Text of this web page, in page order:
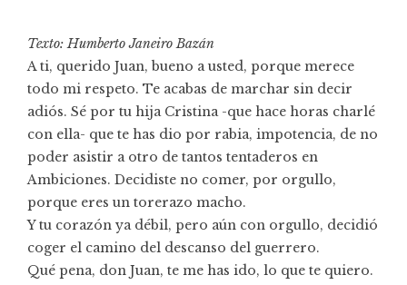
Texto: Humberto Janeiro Bazán
A ti, querido Juan, bueno a usted, porque merece
todo mi respeto. Te acabas de marchar sin decir
adiós. Sé por tu hija Cristina -que hace horas charlé
con ella- que te has dio por rabia, impotencia, de no
poder asistir a otro de tantos tentaderos en
Ambiciones. Decidiste no comer, por orgullo,
porque eres un torerazo macho.
Y tu corazón ya débil, pero aún con orgullo, decidió
coger el camino del descanso del guerrero.
Qué pena, don Juan, te me has ido, lo que te quiero.